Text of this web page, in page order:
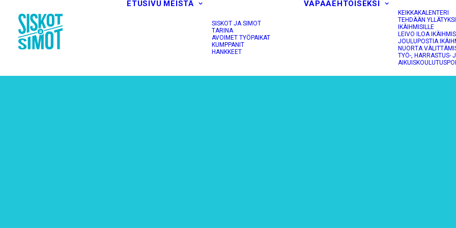
ETUSIVU MEISTÄ
SISKOT JA SIMOT
TARINA
AVOIMET TYÖPAIKAT
KUMPPANIT
HANKKEET
VAPAAEHTOISEKSI
KEIKKAKALENTERI
TEHDÄÄN
IKÄIHMISILLE
LEIVO ILOA
JOULUPOSTIA
NUORTA
TYÖ-, HARRASTUS-